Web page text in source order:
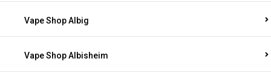
Vape Shop Albig
Vape Shop Albisheim